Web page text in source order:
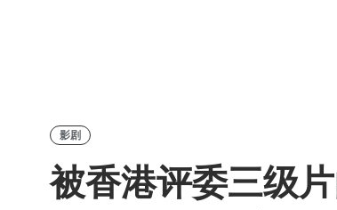
影剧
被香港评委三级